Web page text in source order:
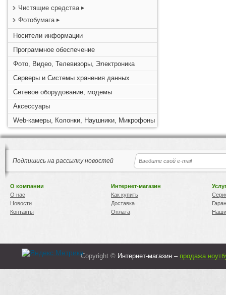
Чистящие средства
Фотобумага
Носители информации
Программное обеспечение
Фото, Видео, Телевизоры, Электроника
Серверы и Системы хранения данных
Сетевое оборудование, модемы
Аксессуары
Web-камеры, Колонки, Наушники, Микрофоны
Подпишись на рассылку новостей
О компании
О нас
Новости
Контакты
Интернет-магазин
Как купить
Доставка
Оплата
Copyright © Интернет-магазин – продажа